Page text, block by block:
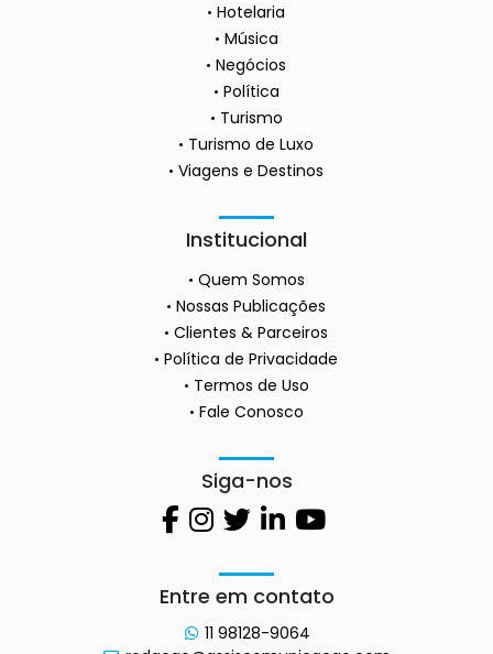
Hotelaria
Música
Negócios
Política
Turismo
Turismo de Luxo
Viagens e Destinos
Institucional
Quem Somos
Nossas Publicações
Clientes & Parceiros
Política de Privacidade
Termos de Uso
Fale Conosco
Siga-nos
Entre em contato
11 98128-9064